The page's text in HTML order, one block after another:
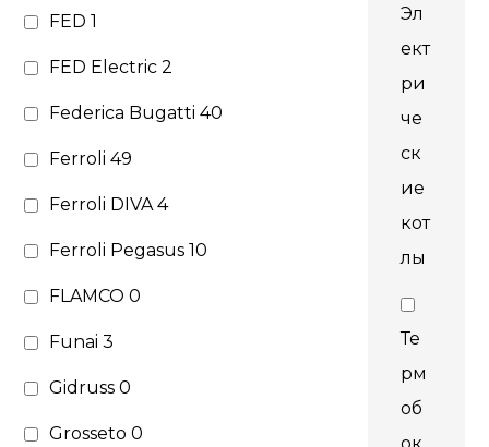
FED1
FED Electric2
Federica Bugatti40
Ferroli49
Ferroli DIVA4
Ferroli Pegasus10
FLAMCO0
Funai3
Gidruss0
Grosseto0
Эл
ект
ри
че
ск
ие
кот
лы
Те
рм
об